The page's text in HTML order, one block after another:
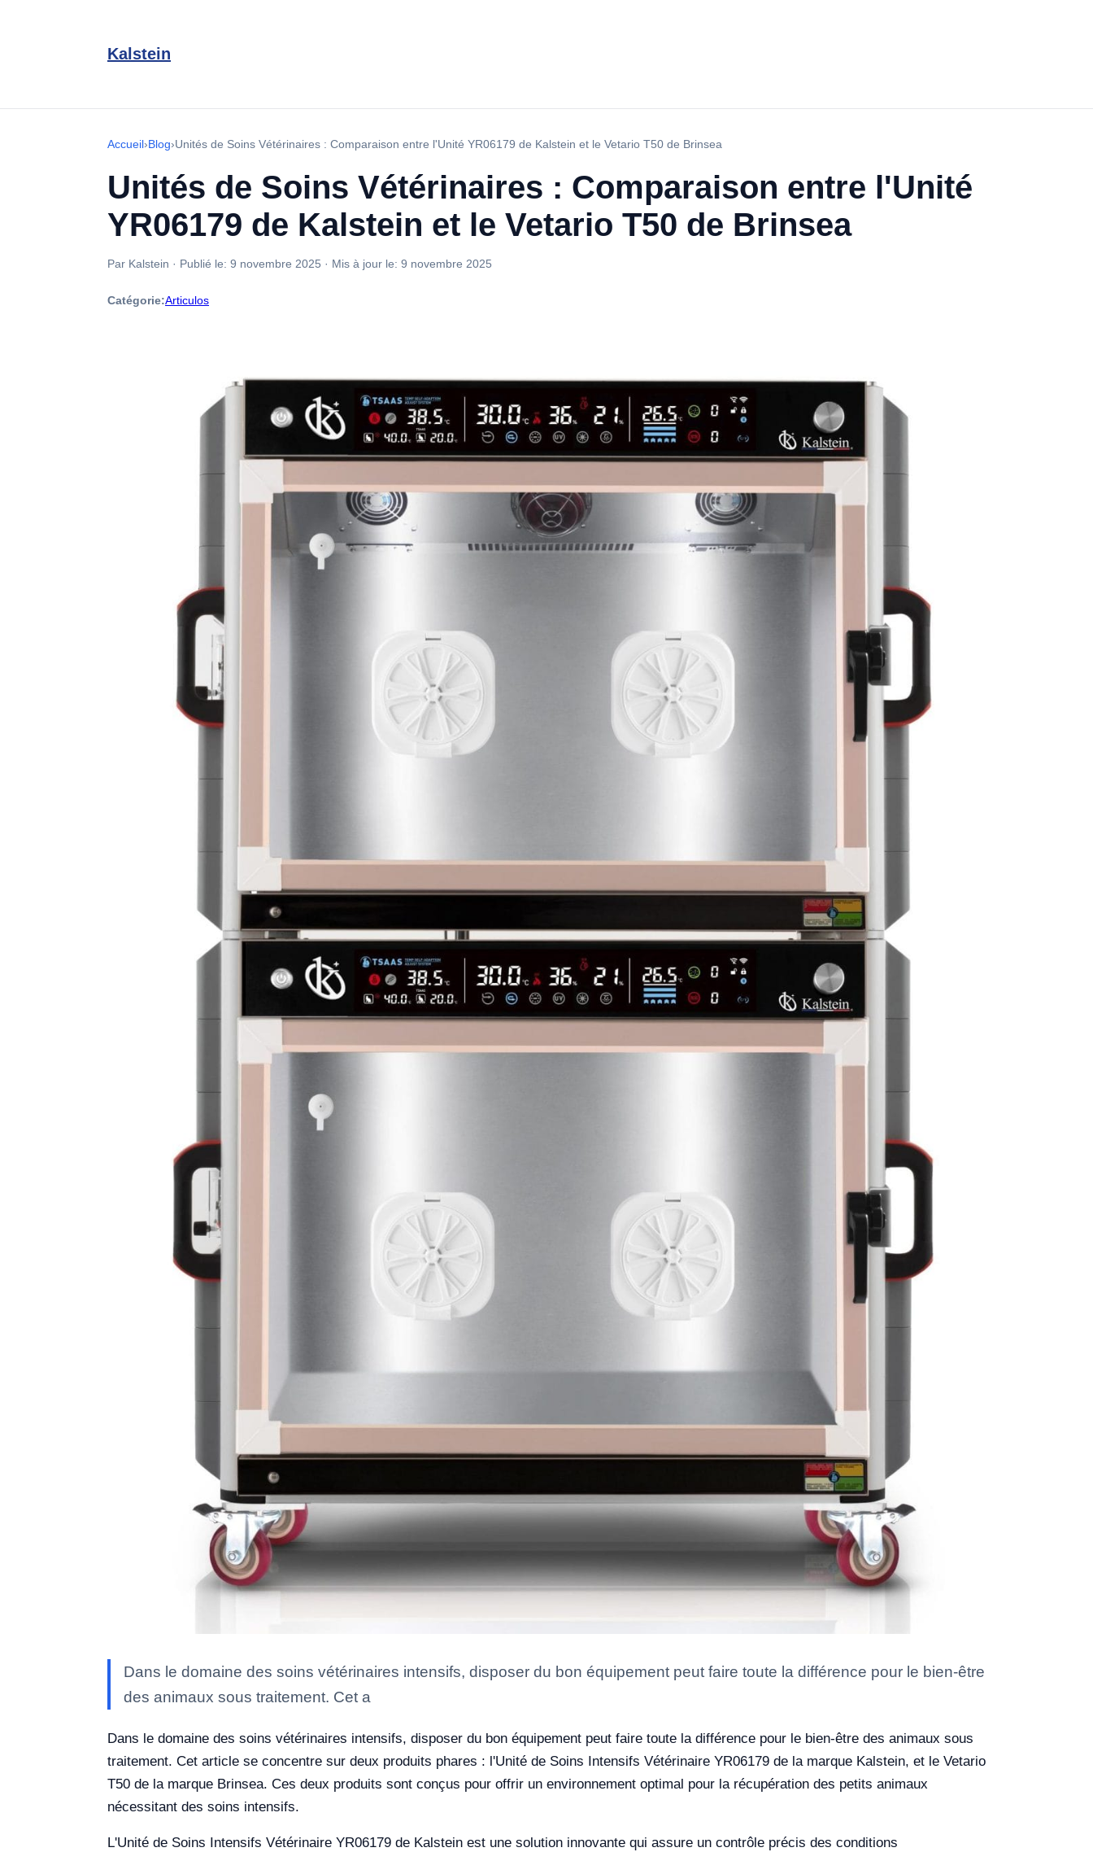
Kalstein
Accueil›Blog›Unités de Soins Vétérinaires : Comparaison entre l'Unité YR06179 de Kalstein et le Vetario T50 de Brinsea
Unités de Soins Vétérinaires : Comparaison entre l'Unité
YR06179 de Kalstein et le Vetario T50 de Brinsea
Par Kalstein · Publié le: 9 novembre 2025 · Mis à jour le: 9 novembre 2025
Catégorie:Articulos
Dans le domaine des soins vétérinaires intensifs, disposer du bon équipement peut faire toute la différence pour le bien-être
des animaux sous traitement. Cet a
Dans le domaine des soins vétérinaires intensifs, disposer du bon équipement peut faire toute la différence pour le bien-être des animaux sous
traitement. Cet article se concentre sur deux produits phares : l'Unité de Soins Intensifs Vétérinaire YR06179 de la marque Kalstein, et le Vetario
T50 de la marque Brinsea. Ces deux produits sont conçus pour offrir un environnement optimal pour la récupération des petits animaux
nécessitant des soins intensifs.
L'Unité de Soins Intensifs Vétérinaire YR06179 de Kalstein est une solution innovante qui assure un contrôle précis des conditions